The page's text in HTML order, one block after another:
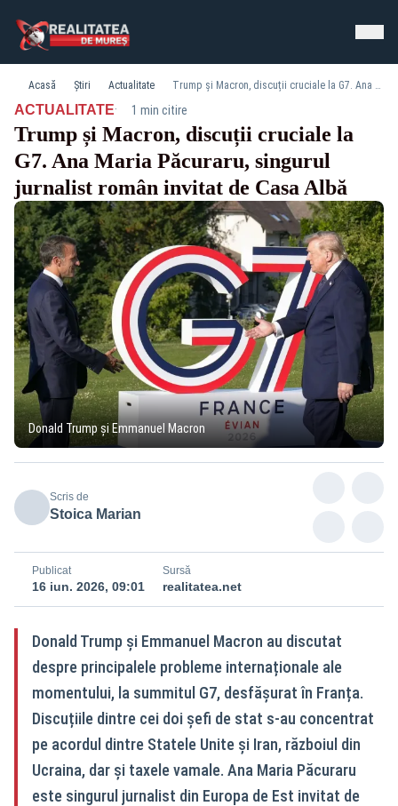
Acasă Știri Actualitate Trump și Macron, discuții cruciale la G7. Ana Maria Păcuraru, singurul jurnalist român invitat de Casa Albă
ACTUALITATE· 1 min citire
Trump și Macron, discuții cruciale la
G7. Ana Maria Păcuraru, singurul
jurnalist român invitat de Casa Albă
Donald Trump și Emmanuel Macron
Scris de
Stoica Marian
Publicat
16 iun. 2026, 09:01
Sursă
realitatea.net
Donald Trump și Emmanuel Macron au discutat
despre principalele probleme internaționale ale
momentului, la summitul G7, desfășurat în Franța.
Discuțiile dintre cei doi șefi de stat s-au concentrat
pe acordul dintre Statele Unite și Iran, războiul din
Ucraina, dar și taxele vamale. Ana Maria Păcuraru
este singurul jurnalist din Europa de Est invitat de